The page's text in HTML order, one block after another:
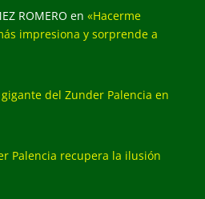
ROMERO en «Hacerme
impresiona y sorprende a
gigante del Zunder Palencia en
Palencia recupera la ilusión